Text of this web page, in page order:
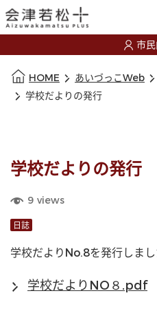
市
HOME あいづっこWeb
学校だよりの発行
学校だよりの発行
9 views
日誌
学校だよりNo.8を発行しまし
学校だよりNO８.pdf